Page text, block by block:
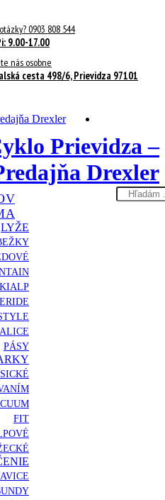
0903 808 544
9.00-17.00
nás osobne
cesta 498/6, Prievidza 97101
LYŽE
PÁSY
FIT
Search
here